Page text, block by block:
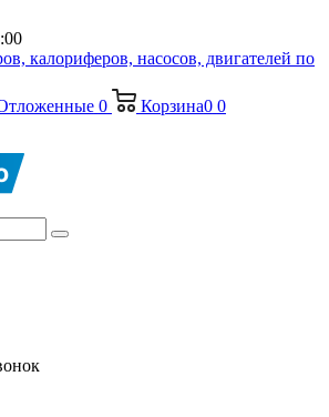
калориферов, насосов, двигателей по
0 Корзина0 0